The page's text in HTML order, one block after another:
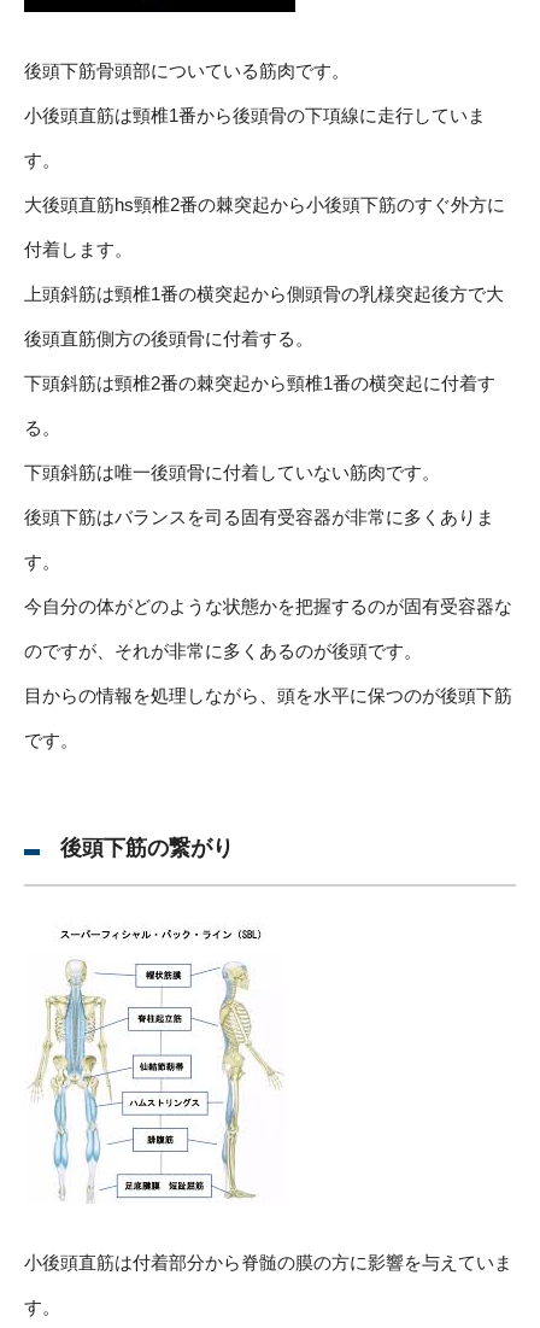
後頭下筋骨頭部についている筋肉です。
小後頭直筋は頸椎1番から後頭骨の下項線に走行していま
す。
大後頭直筋hs頸椎2番の棘突起から小後頭下筋のすぐ外方に
付着します。
上頭斜筋は頸椎1番の横突起から側頭骨の乳様突起後方で大
後頭直筋側方の後頭骨に付着する。
下頭斜筋は頸椎2番の棘突起から頸椎1番の横突起に付着す
る。
下頭斜筋は唯一後頭骨に付着していない筋肉です。
後頭下筋はバランスを司る固有受容器が非常に多くありま
す。
今自分の体がどのような状態かを把握するのが固有受容器な
のですが、それが非常に多くあるのが後頭です。
目からの情報を処理しながら、頭を水平に保つのが後頭下筋
です。
後頭下筋の繋がり
小後頭直筋は付着部分から脊髄の膜の方に影響を与えていま
す。